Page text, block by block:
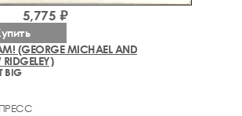
(GEORGE MICHAEL AND
BIG
5,775 ₽